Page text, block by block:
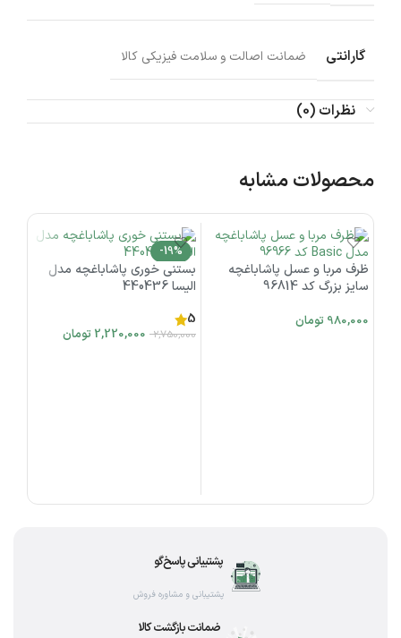
گارانتی ضمانت اصالت و سلامت فیزیکی کالا
نظرات (0)
محصولات مشابه
ظرف مربا و عسل پاشاباغچه
سایز بزرگ کد 96814
980,000 تومان
-19%
اتمام موجودی
بستنی خوری پاشاباغچه مدل
الیسا 440436
5
2,750,000
2,220,000 تومان
ضمانت بازگشت کالا
پشتیبانی پاسخ‌گو
پشتیبانی و مشاوره فروش